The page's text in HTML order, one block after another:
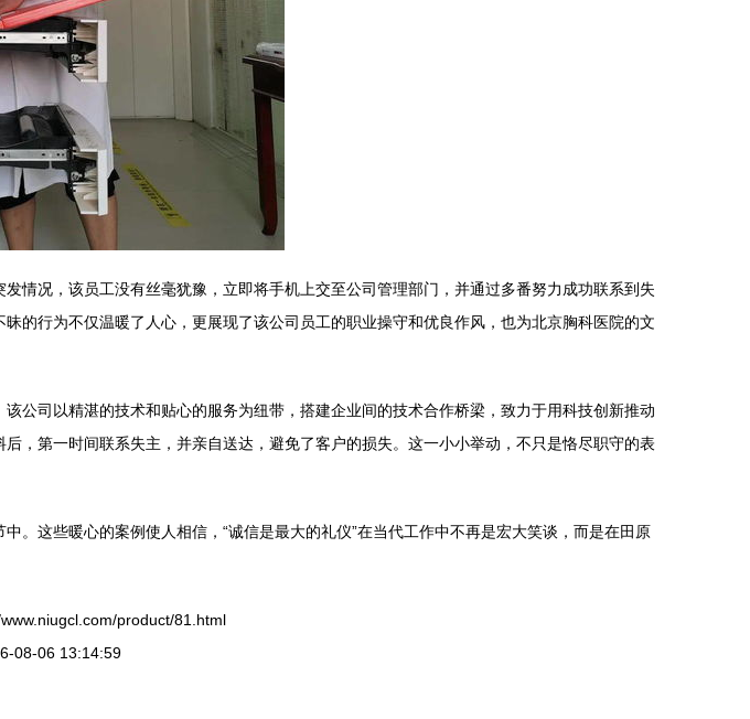
情况，该员工没有丝毫犹豫，立即将手机上交至公司管理部门，并通过多番努力成功联系到失
的行为不仅温暖了人心，更展现了该公司员工的职业操守和优良作风，也为北京胸科医院的文
公司以精湛的技术和贴心的服务为纽带，搭建企业间的技术合作桥梁，致力于用科技创新推动
第一时间联系失主，并亲自送达，避免了客户的损失。这一小小举动，不只是恪尽职守的表
。这些暖心的案例使人相信，“诚信是最大的礼仪”在当代工作中不再是宏大笑谈，而是在田原
product/81.html
08-06 13:14:59